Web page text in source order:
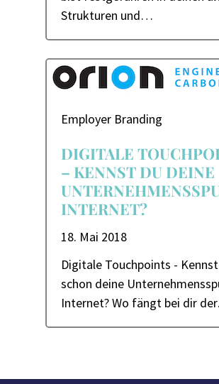
Strukturen und…
Employer Branding
18. Mai 2018
DIGITALE
– KENNST DU DEINE
INTERNET?
Digitale Touchpoints -
schon deine
Internet? Wo fängt bei dir